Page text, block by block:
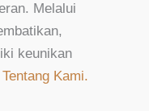
Melalui
keunikan
Tentang Kami.